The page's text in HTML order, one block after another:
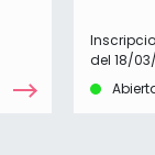
del 18/